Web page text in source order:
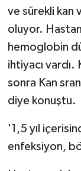
ve sürekli kan
oluyor.
hemoglobin
ihtiyacı
sonra Kan
diye konuştu.
'1,5 yıl
enfeksiyon,